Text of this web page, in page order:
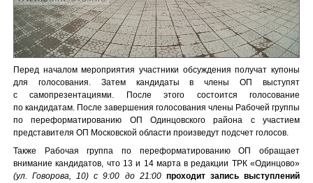
Перед началом мероприятия участники обсуждения получат купоны
для голосования. Затем кандидаты в члены ОП выступят
с самопрезентациями. После этого состоится голосование
по кандидатам. После завершения голосования члены Рабочей группы
по переформатированию ОП Одинцовского района с участием
представителя ОП Московской области произведут подсчет голосов.
Также Рабочая группа по переформатированию ОП обращает
внимание кандидатов, что 13 и 14 марта в редакции ТРК «Одинцово»
(ул. Говорова, 10)с 9:00 до 21:00 проходит запись выступлений